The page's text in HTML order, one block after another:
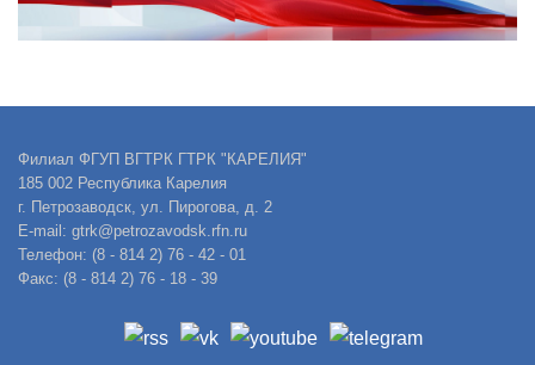
Филиал ФГУП ВГТРК ГТРК "КАРЕЛИЯ"
185 002 Республика Карелия
г. Петрозаводск, ул. Пирогова, д. 2
E-mail: gtrk@petrozavodsk.rfn.ru
Телефон: (8 - 814 2) 76 - 42 - 01
Факс: (8 - 814 2) 76 - 18 - 39